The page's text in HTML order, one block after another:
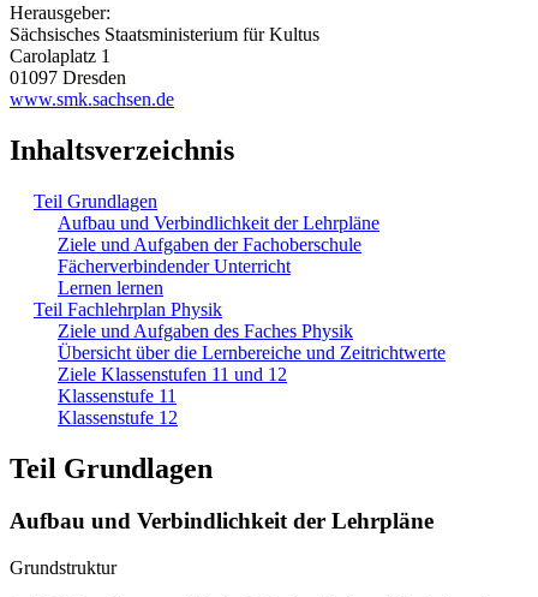
Herausgeber:
Sächsisches Staatsministerium für Kultus
Carolaplatz 1
01097 Dresden
www.smk.sachsen.de
Inhaltsverzeichnis
Teil Grundlagen
Aufbau und Verbindlichkeit der Lehrpläne
Ziele und Aufgaben der Fachoberschule
Fächerverbindender Unterricht
Lernen lernen
Teil Fachlehrplan Physik
Ziele und Aufgaben des Faches Physik
Übersicht über die Lernbereiche und Zeitrichtwerte
Ziele Klassenstufen 11 und 12
Klassenstufe 11
Klassenstufe 12
Teil Grundlagen
Aufbau und Verbindlichkeit der Lehrpläne
Grundstruktur